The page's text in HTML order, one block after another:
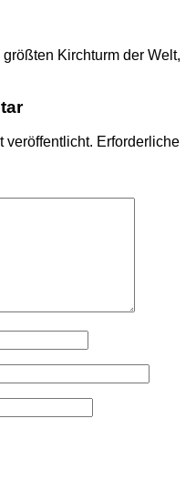
Kirchturm der Welt,
veröffentlicht. Erforderliche